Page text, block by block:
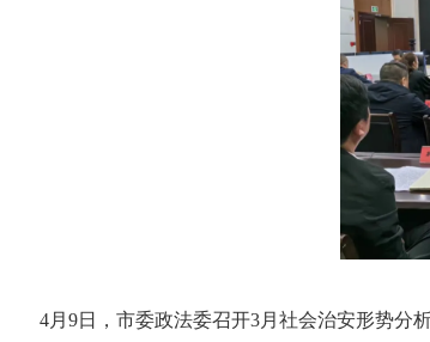
4月9日，市委政法委召开3月社会治安形势分析